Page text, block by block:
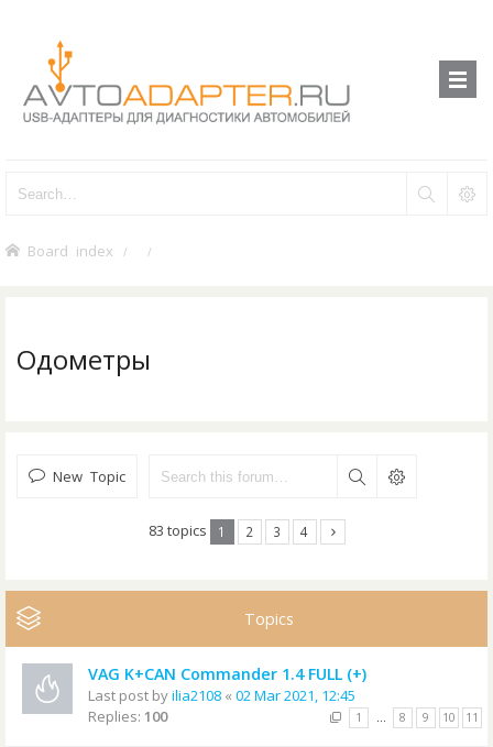
Board index
Одометры
New Topic
83 topics 1 2 3 4
Topics
VAG K+CAN Commander 1.4 FULL (+)
Last post byilia2108 « 02 Mar 2021, 12:45
Replies: 100 1 … 8 9 10 11